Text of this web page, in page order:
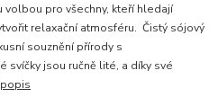
volbou pro všechny, kteří hledají
relaxační atmosféru. Čistý sójový
souznění přírody s
svíčky jsou ručně lité, a díky své